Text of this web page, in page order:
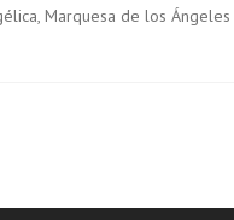
Marquesa de los